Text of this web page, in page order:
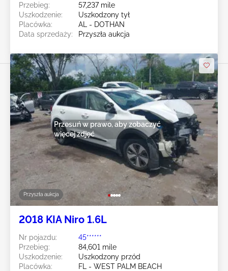
Przebieg:
57,237 mile
Uszkodzenie:
Uszkodzony tył
Placówka:
AL - DOTHAN
Data sprzedaży:
Przyszła aukcja
Przyszła aukcja
Przesuń w prawo, aby zobaczyć
więcej zdjęć
2018 KIA Niro 1.6L
Nr pojazdu:
45******
Przebieg:
84,601 mile
Uszkodzenie:
Uszkodzony przód
Placówka:
FL - WEST PALM BEACH